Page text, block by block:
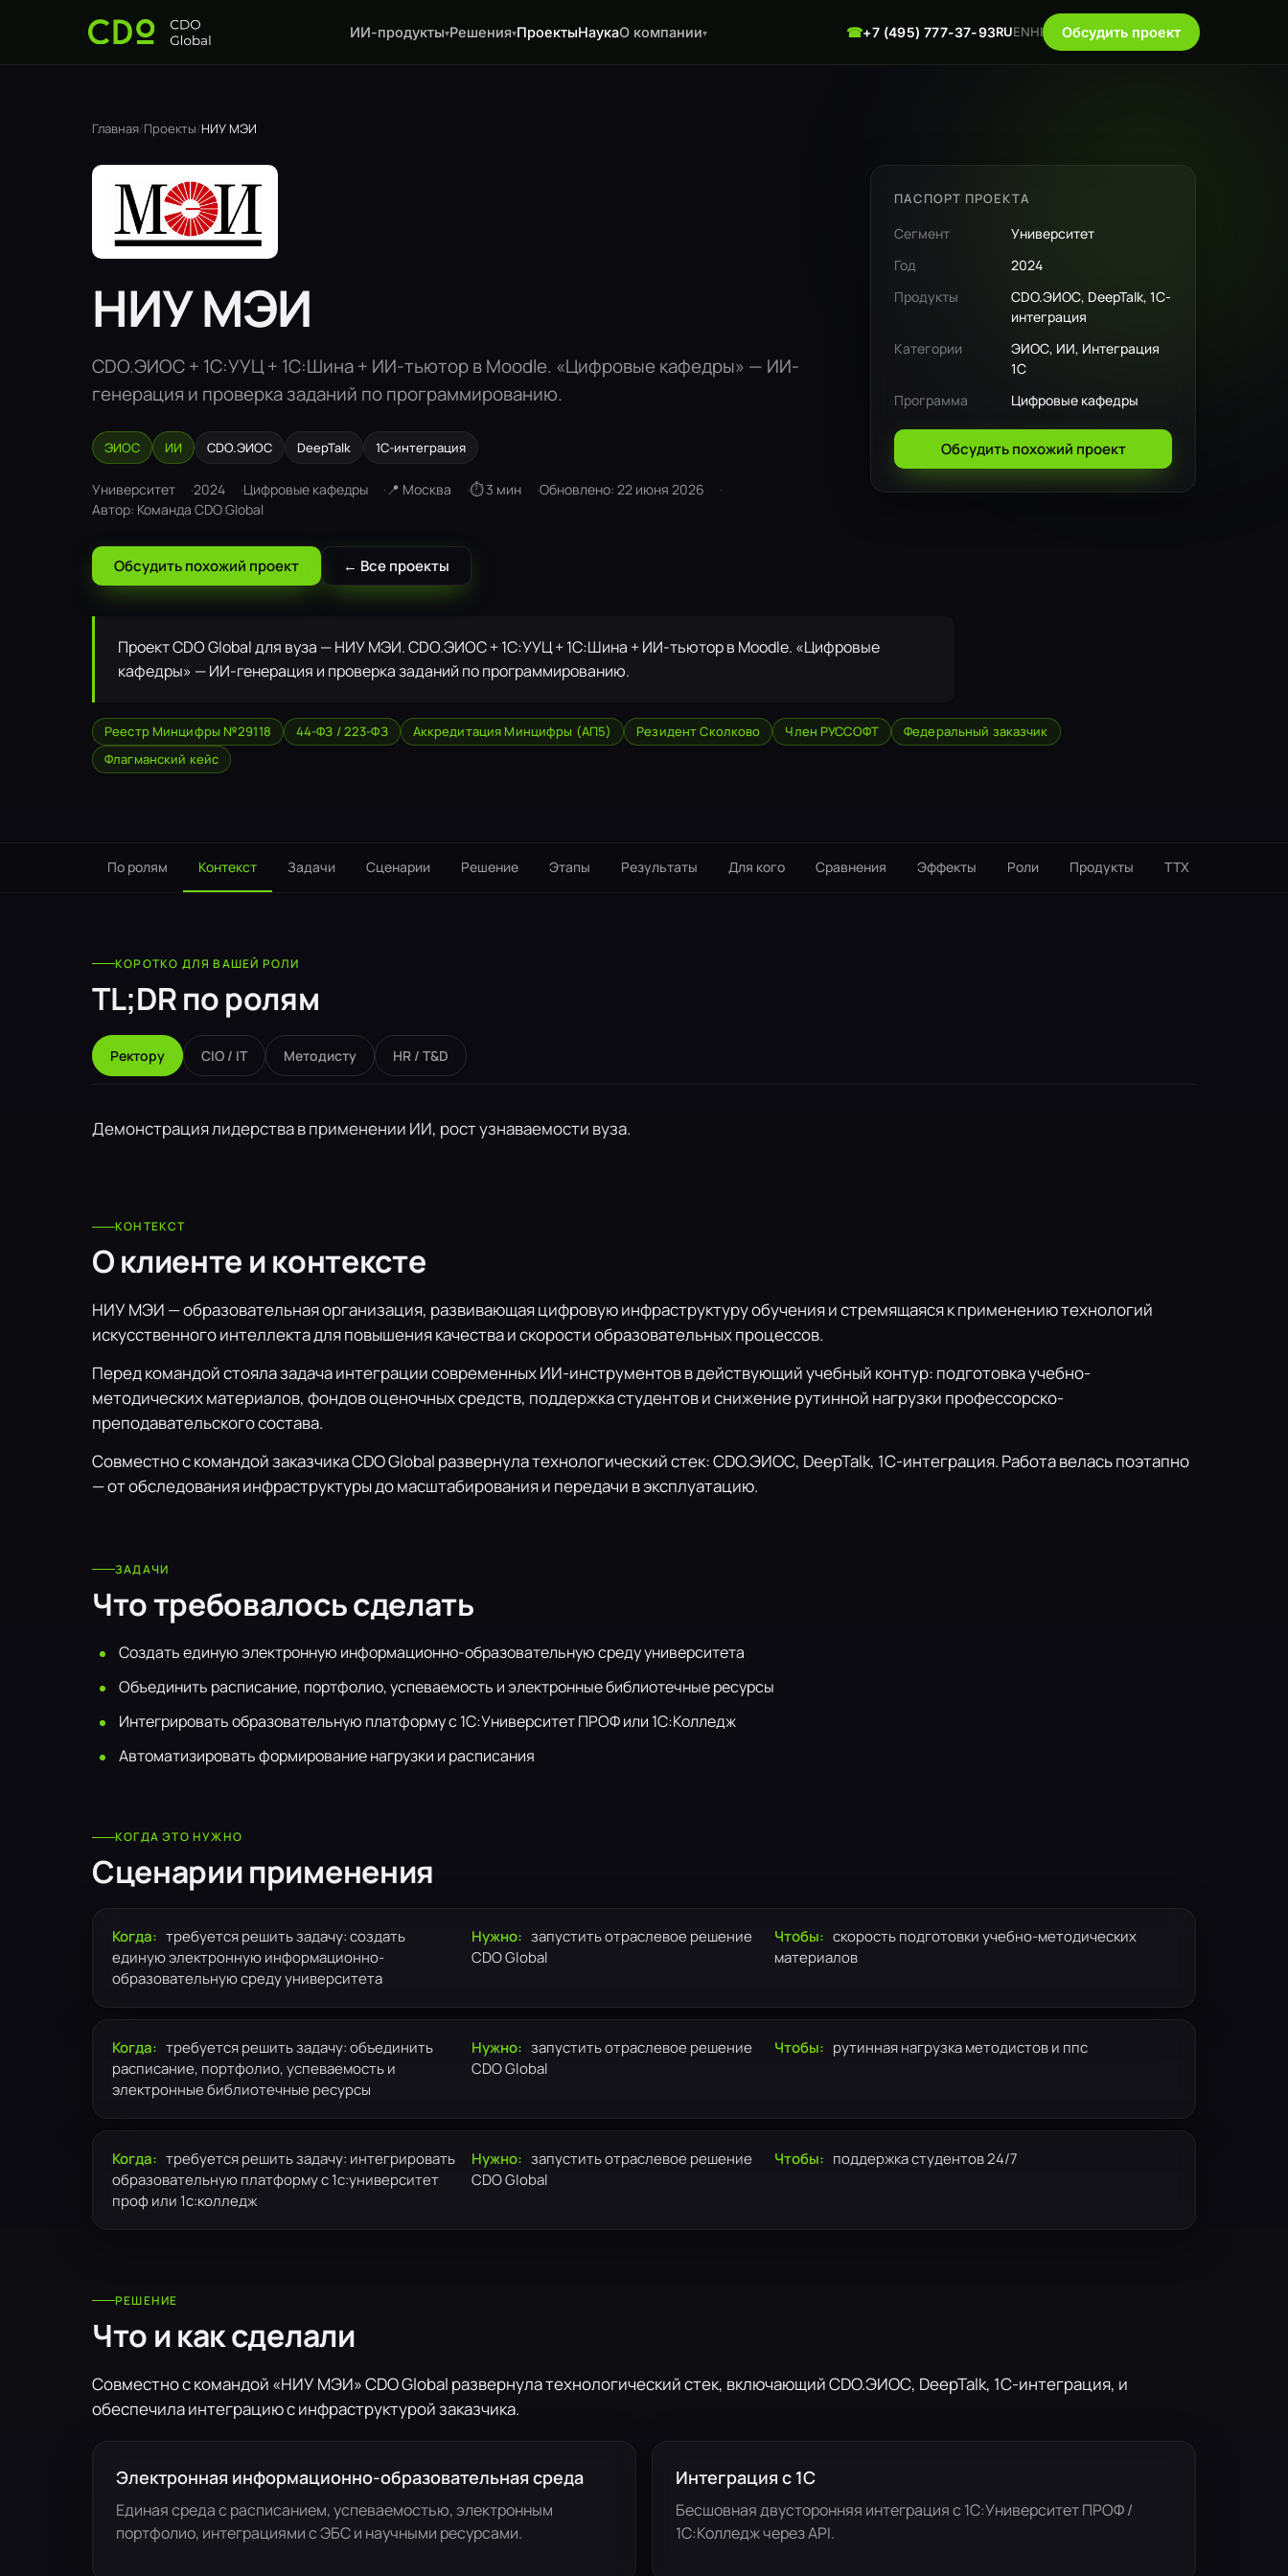
ИИ-продукты▾Решения▾ПроектыНаукаО компании▾ ☎+7 (495) 777-37-93RUENHI Обсудить проект
Главная/Проекты/НИУ МЭИ
НИУ МЭИ
CDO.ЭИОС + 1С:УУЦ + 1С:Шина + ИИ-тьютор в Moodle. «Цифровые кафедры» — ИИ-
генерация и проверка заданий по программированию.
ЭИОС ИИ CDO.ЭИОС DeepTalk 1С-интеграция
Университет 2024 Цифровые кафедры 📍 Москва ⏱ 3 мин
Обновлено: 22 июня 2026
Автор: Команда CDO Global
Обсудить похожий проект ← Все проекты
ПАСПОРТ ПРОЕКТА
Сегмент
Университет
Год
2024
Продукты
CDO.ЭИОС, DeepTalk, 1С-
интеграция
Категории
ЭИОС, ИИ, Интеграция
1С
Программа
Цифровые кафедры
Обсудить похожий проект
Проект CDO Global для вуза — НИУ МЭИ. CDO.ЭИОС + 1С:УУЦ + 1С:Шина + ИИ-тьютор в Moodle. «Цифровые
кафедры» — ИИ-генерация и проверка заданий по программированию.
Реестр Минцифры №29118 44-ФЗ / 223-ФЗ Аккредитация Минцифры (АП5) Резидент Сколково Член РУССОФТ
Федеральный заказчик
Флагманский кейс
По ролям Контекст Задачи Сценарии Решение Этапы Результаты Для кого Сравнения Эффекты Роли Продукты ТТX
КОРОТКО ДЛЯ ВАШЕЙ РОЛИ
TL;DR по ролям
Ректору CIO / IT Методисту HR / T&D
Демонстрация лидерства в применении ИИ, рост узнаваемости вуза.
КОНТЕКСТ
О клиенте и контексте
НИУ МЭИ — образовательная организация, развивающая цифровую инфраструктуру обучения и стремящаяся к применению технологий
искусственного интеллекта для повышения качества и скорости образовательных процессов.
Перед командой стояла задача интеграции современных ИИ-инструментов в действующий учебный контур: подготовка учебно-
методических материалов, фондов оценочных средств, поддержка студентов и снижение рутинной нагрузки профессорско-
преподавательского состава.
Совместно с командой заказчика CDO Global развернула технологический стек: CDO.ЭИОС, DeepTalk, 1С-интеграция. Работа велась поэтапно
— от обследования инфраструктуры до масштабирования и передачи в эксплуатацию.
ЗАДАЧИ
Что требовалось сделать
Создать единую электронную информационно-образовательную среду университета
Объединить расписание, портфолио, успеваемость и электронные библиотечные ресурсы
Интегрировать образовательную платформу с 1С:Университет ПРОФ или 1С:Колледж
Автоматизировать формирование нагрузки и расписания
КОГДА ЭТО НУЖНО
Сценарии применения
Когда: требуется решить задачу: создать
единую электронную информационно-
образовательную среду университета
Нужно: запустить отраслевое решение
CDO Global
Чтобы: скорость подготовки учебно-методических
материалов
Когда: требуется решить задачу: объединить
расписание, портфолио, успеваемость и
электронные библиотечные ресурсы
Нужно: запустить отраслевое решение
CDO Global
Чтобы: рутинная нагрузка методистов и ппс
Когда: требуется решить задачу: интегрировать
образовательную платформу с 1с:университет
проф или 1с:колледж
Нужно: запустить отраслевое решение
CDO Global
Чтобы: поддержка студентов 24/7
РЕШЕНИЕ
Что и как сделали
Совместно с командой «НИУ МЭИ» CDO Global развернула технологический стек, включающий CDO.ЭИОС, DeepTalk, 1С-интеграция, и
обеспечила интеграцию с инфраструктурой заказчика.
Электронная информационно-образовательная среда
Единая среда с расписанием, успеваемостью, электронным
портфолио, интеграциями с ЭБС и научными ресурсами.
Интеграция с 1С
Бесшовная двусторонняя интеграция с 1С:Университет ПРОФ /
1С:Колледж через API.